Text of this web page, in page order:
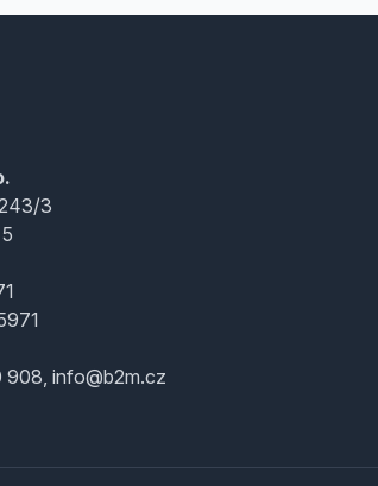
3
908, info@b2m.cz